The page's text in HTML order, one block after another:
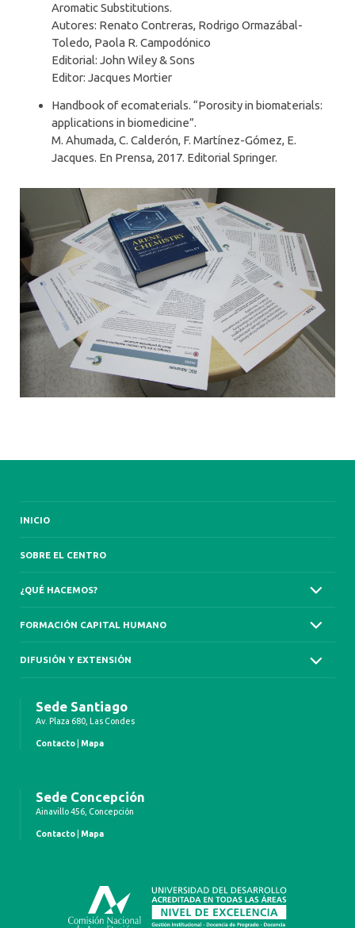
Aromatic Substitutions.
Autores: Renato Contreras, Rodrigo Ormazábal-
Toledo, Paola R. Campodónico
Editorial: John Wiley & Sons
Editor: Jacques Mortier
Handbook of ecomaterials. “Porosity in biomaterials:
applications in biomedicine”.
M. Ahumada, C. Calderón, F. Martínez-Gómez, E.
Jacques. En Prensa, 2017. Editorial Springer.
INICIO
SOBRE EL CENTRO
¿QUÉ HACEMOS?
FORMACIÓN CAPITAL HUMANO
DIFUSIÓN Y EXTENSIÓN
Sede Santiago
Av. Plaza 680, Las Condes
Contacto Mapa
Sede Concepción
Ainavillo 456, Concepción
Contacto Mapa